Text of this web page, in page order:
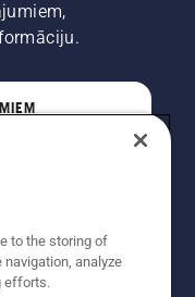
to the storing of
analyze
efforts.